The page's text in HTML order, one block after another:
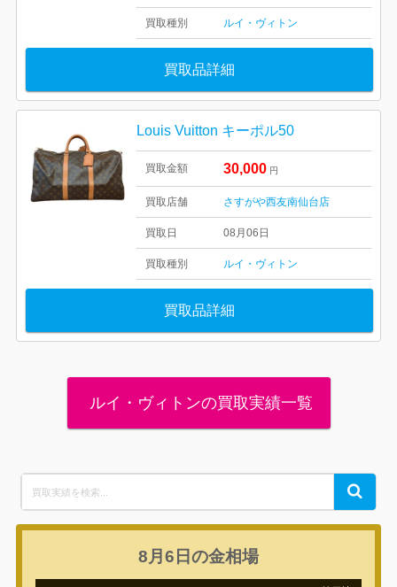
買取種別 ルイ・ヴィトン
買取品詳細
Louis Vuitton キーポル50
買取金額 30,000 円
買取店舗 さすがや西友南仙台店
買取日 08月06日
買取種別 ルイ・ヴィトン
買取品詳細
ルイ・ヴィトンの買取実績一覧
for:
Search
8月6日の金相場